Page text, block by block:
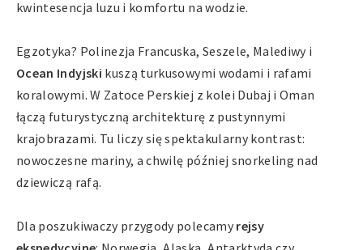
kwintesencja luzu i komfortu na wodzie.
Egzotyka? Polinezja Francuska, Seszele, Malediwy i
Ocean Indyjski kuszą turkusowymi wodami i rafami
koralowymi. W Zatoce Perskiej z kolei Dubaj i Oman
łączą futurystyczną architekturę z pustynnymi
krajobrazami. Tu liczy się spektakularny kontrast:
nowoczesne mariny, a chwilę później snorkeling nad
dziewiczą rafą.
Dla poszukiwaczy przygody polecamy rejsy